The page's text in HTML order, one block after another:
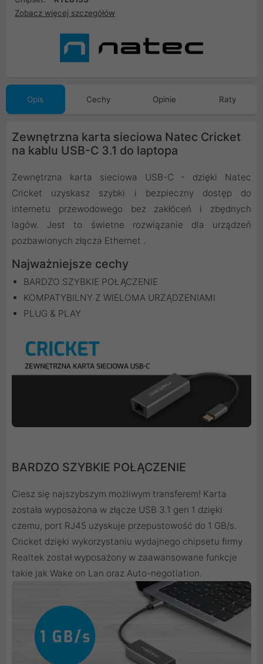
Zobacz więcej szczegółów
Opis Cechy Opinie Raty
Zewnętrzna karta sieciowa Natec Cricket
na kablu USB-C 3.1 do laptopa
Zewnętrzna karta sieciowa USB-C - dzięki Natec
Cricket uzyskasz szybki i bezpieczny dostęp do
internetu przewodowego bez zakłóceń i zbędnych
lagów. Jest to świetne rozwiązanie dla urządzeń
pozbawionych złącza Ethernet .
Najważniejsze cechy
BARDZO SZYBKIE POŁĄCZENIE
KOMPATYBILNY Z WIELOMA URZĄDZENIAMI
PLUG & PLAY
BARDZO SZYBKIE POŁĄCZENIE
Ciesz się najszybszym możliwym transferem! Karta
została wyposażona w złącze USB 3.1 gen 1 dzięki
czemu, port RJ45 uzyskuje przepustowość do 1 GB/s.
Cricket dzięki wykorzystaniu wydajnego chipsetu firmy
Realtek został wyposażony w zaawansowane funkcje
takie jak Wake on Lan oraz Auto-negotiation.